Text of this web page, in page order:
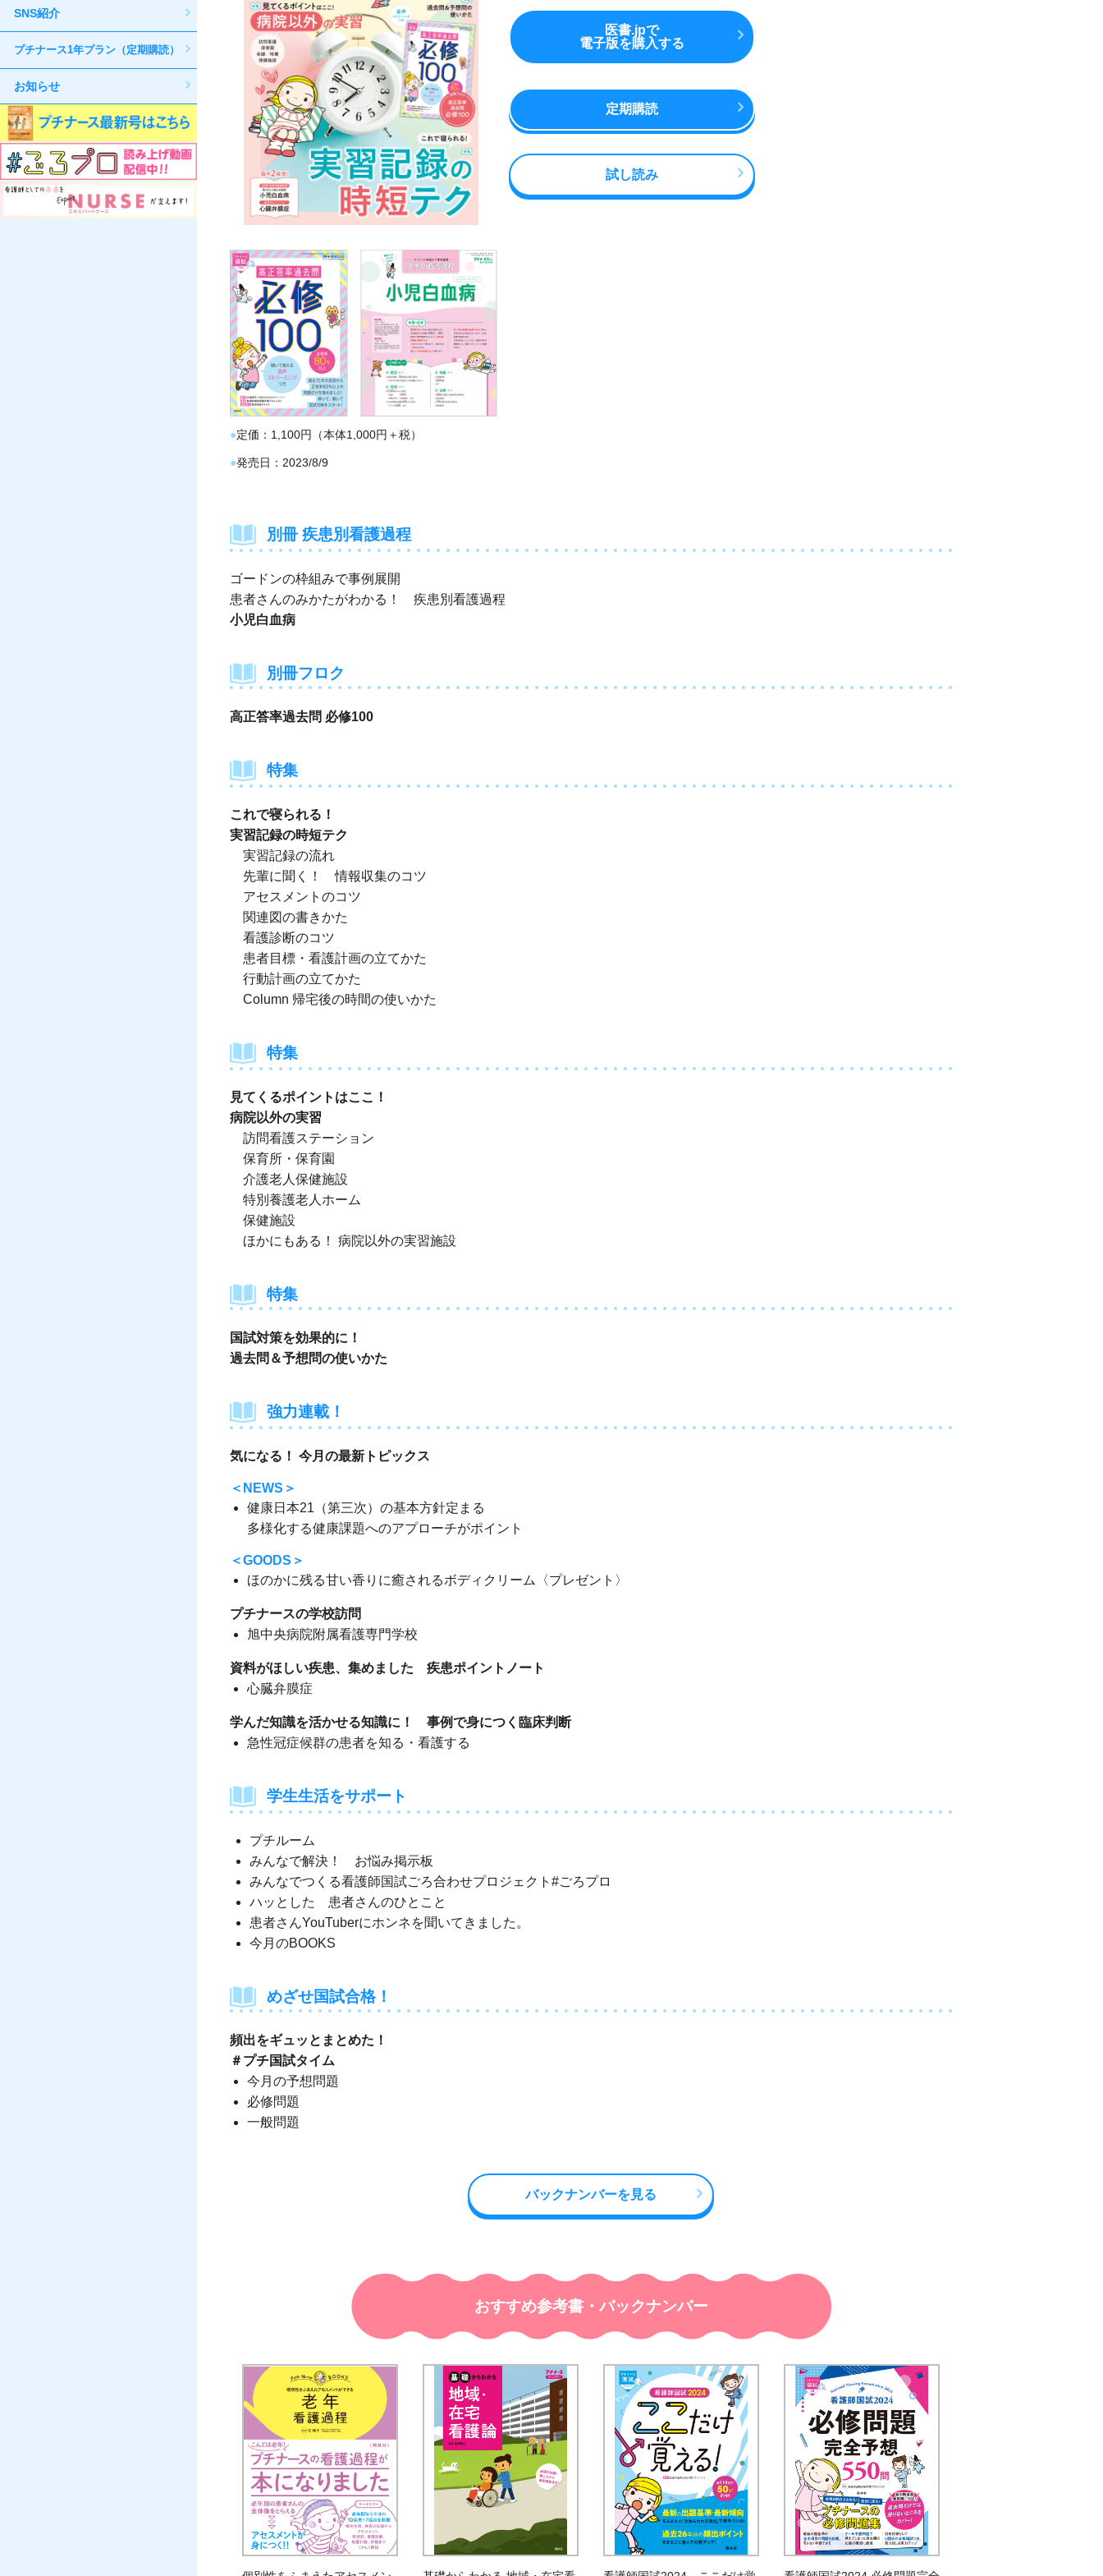
SNS紹介
プチナース1年プラン（定期購読）
お知らせ
医書.jpで
電子版を購入する
定期購読
試し読み
定価 1,100円（本体1,000円＋税）
発売日 2023/8/9
別冊 疾患別看護過程
ゴードンの枠組みで事例展開
患者さんのみかたがわかる！ 疾患別看護過程
小児白血病
別冊フロク
高正答率過去問 必修100
特集
これで寝られる！
実習記録の時短テク
実習記録の流れ
先輩に聞く！ 情報収集のコツ
アセスメントのコツ
関連図の書きかた
看護診断のコツ
患者目標・看護計画の立てかた
行動計画の立てかた
Column 帰宅後の時間の使いかた
特集
見てくるポイントはここ！
病院以外の実習
訪問看護ステーション
保育所・保育園
介護老人保健施設
特別養護老人ホーム
保健施設
ほかにもある！ 病院以外の実習施設
特集
国試対策を効果的に！
過去問＆予想問の使いかた
強力連載！
気になる！ 今月の最新トピックス
＜NEWS＞
健康日本21（第三次）の基本方針定まる
多様化する健康課題へのアプローチがポイント
＜GOODS＞
ほのかに残る甘い香りに癒されるボディクリーム〈プレゼント〉
プチナースの学校訪問
旭中央病院附属看護専門学校
資料がほしい疾患、集めました 疾患ポイントノート
心臓弁膜症
学んだ知識を活かせる知識に！ 事例で身につく臨床判断
急性冠症候群の患者を知る・看護する
学生生活をサポート
プチルーム
みんなで解決！ お悩み掲示板
みんなでつくる看護師国試ごろ合わせプロジェクト#ごろプロ
ハッとした 患者さんのひとこと
患者さんYouTuberにホンネを聞いてきました。
今月のBOOKS
めざせ国試合格！
頻出をギュッとまとめた！
＃プチ国試タイム
今月の予想問題
必修問題
一般問題
バックナンバーを見る
おすすめ参考書・バックナンバー